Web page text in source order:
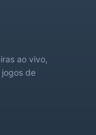
ao vivo,
de